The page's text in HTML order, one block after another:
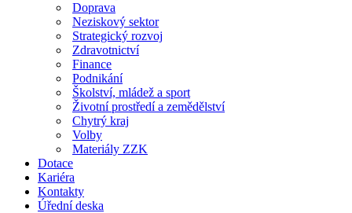
Doprava
Neziskový sektor
Strategický rozvoj
Zdravotnictví
Finance
Podnikání
Školství, mládež a sport
Životní prostředí a zemědělství
Chytrý kraj
Volby
Materiály ZZK
Dotace
Kariéra
Kontakty
Úřední deska